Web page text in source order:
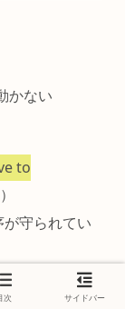
かない
to
が守られてい
End Unit の単
次 サイドバー